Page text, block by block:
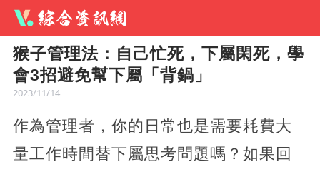
猴子管理法：自己忙死，下屬閑死，學
會3招避免幫下屬「背鍋」
2023/11/14
作為管理者，你的日常也是需要耗費大
量工作時間替下屬思考問題嗎？如果回